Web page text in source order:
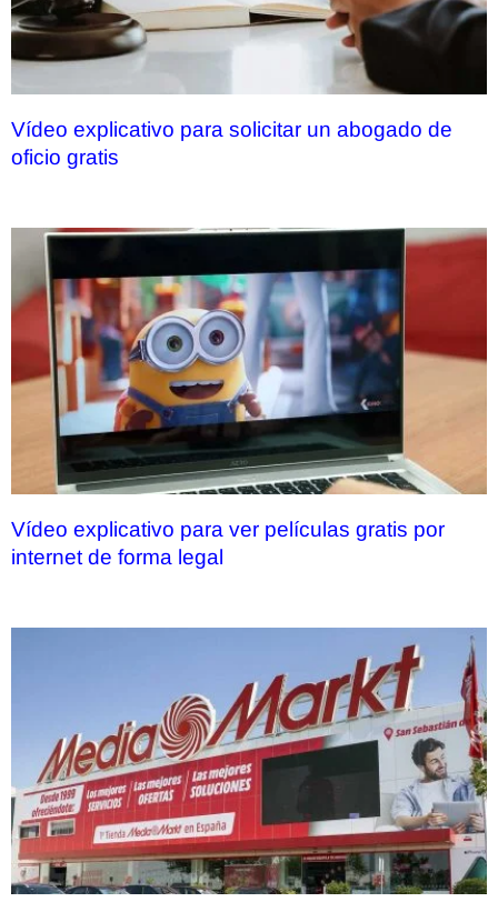
Vídeo explicativo para solicitar un abogado de
oficio gratis
Vídeo explicativo para ver películas gratis por
internet de forma legal